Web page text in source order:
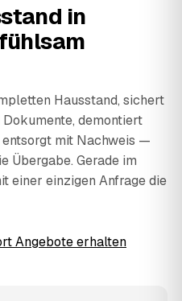
in
Hausstand, sichert
demontiert
mit Nachweis —
Übergabe. Gerade im
einer einzigen Anfrage die
Angebote erhalten